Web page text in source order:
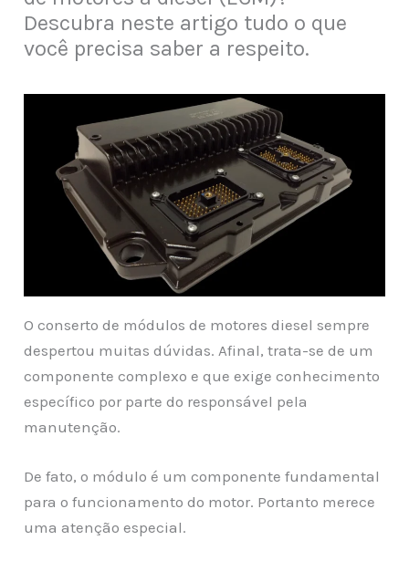
Descubra neste artigo tudo o que
você precisa saber a respeito.
O conserto de módulos de motores diesel sempre
despertou muitas dúvidas. Afinal, trata-se de um
componente complexo e que exige conhecimento
específico por parte do responsável pela
manutenção.
De fato, o módulo é um componente fundamental
para o funcionamento do motor. Portanto merece
uma atenção especial.